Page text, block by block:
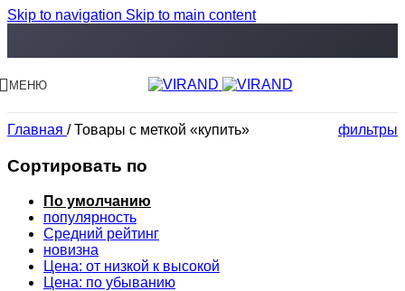
Skip to navigation Skip to main content
МЕНЮ
Главная / Товары с меткой «купить» фильтры
Сортировать по
По умолчанию
популярность
Средний рейтинг
новизна
Цена: от низкой к высокой
Цена: по убыванию